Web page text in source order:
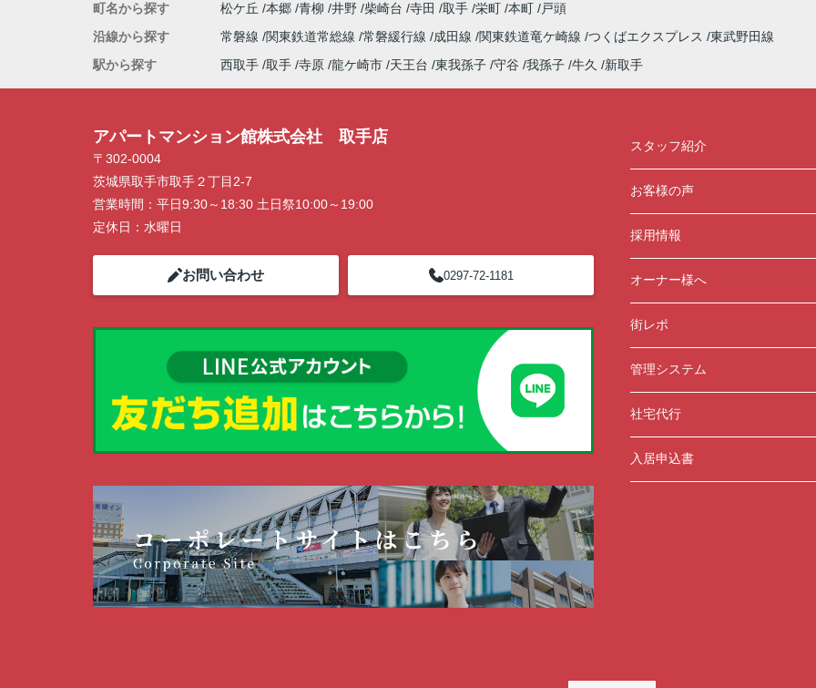
町名から探す
松ケ丘 本郷 青柳 井野 柴崎台 寺田 取手 栄町 本町
戸頭
沿線から探す
常磐線 関東鉄道常総線 常磐緩行線 成田線 関東鉄道竜ケ崎線 つくばエクスプレス
東武野田線
駅から探す
西取手 取手 寺原 龍ケ崎市 天王台 東我孫子 守谷 我孫子 牛久 新取手
アパートマンション館株式会社 取手店
〒302-0004
茨城県取手市取手２丁目2-7
営業時間： 平日9:30～18:30 土日祭10:00～19:00
定休日： 水曜日
お問い合わせ 0297-72-1181
スタッフ紹介
お客様の声
採用情報
オーナー様へ
街レポ
管理システム
社宅代行
入居申込書